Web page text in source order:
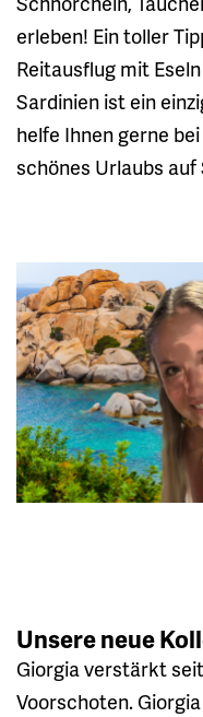
erleben! Ein toller
Reitausflug mit
Sardinien ist ein
helfe Ihnen gerne
schönes Urlaubs auf
Unsere neue
Giorgia verstärkt
Voorschoten.